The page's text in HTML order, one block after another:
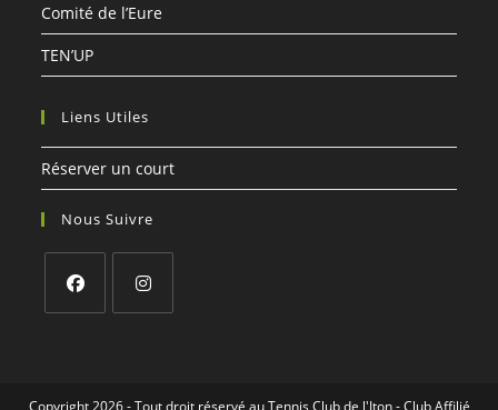
Comité de l’Eure
TEN’UP
Liens Utiles
Réserver un court
Nous Suivre
Copyright 2026 - Tout droit réservé au Tennis Club de l'Iton - Club Affilié